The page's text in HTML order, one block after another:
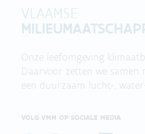
VLAAMSE
Onze leefomgeving
Daarvoor zetten we
een duurzaam lucht-,
VOLG VMM OP SOCIALE MEDIA